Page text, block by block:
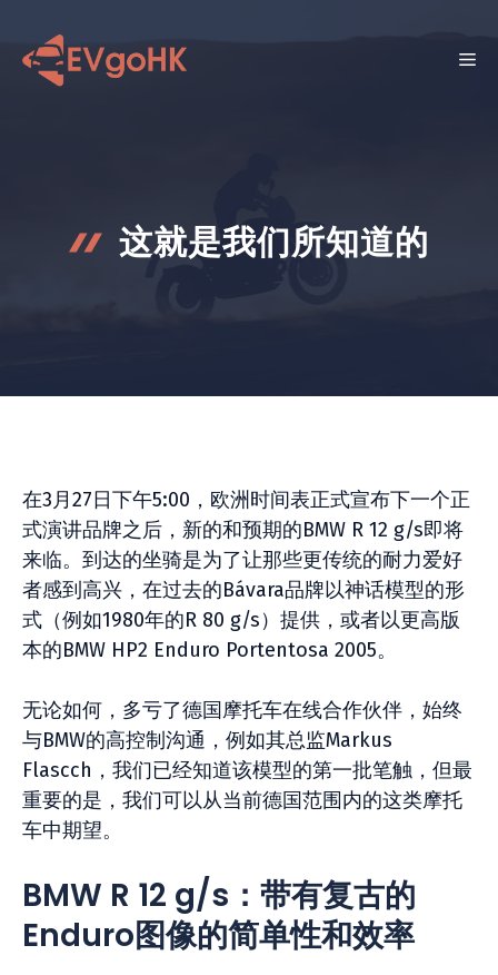
菜
这就是我们所知道的
在3月27日下午5:00，欧洲时间表正式宣布下一个正
式演讲品牌之后，新的和预期的BMW R 12 g/s即将
来临。到达的坐骑是为了让那些更传统的耐力爱好
者感到高兴，在过去的Bávara品牌以神话模型的形
式（例如1980年的R 80 g/s）提供，或者以更高版
本的BMW HP2 Enduro Portentosa 2005。
无论如何，多亏了德国摩托车在线合作伙伴，始终
与BMW的高控制沟通，例如其总监Markus
Flascch，我们已经知道该模型的第一批笔触，但最
重要的是，我们可以从当前德国范围内的这类摩托
车中期望。
BMW R 12 g/s：带有复古的
Enduro图像的简单性和效率